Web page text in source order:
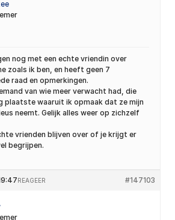
nog met een echte vriendin over
zoals ik ben, en heeft geen 7
raad en opmerkingen.
van wie meer verwacht had, die
plaatste waaruit ik opmaak dat ze mijn
neemt. Gelijk alles weer op zichzelf
vrienden blijven over of je krijgt er
begrijpen.
#147103
REAGEER